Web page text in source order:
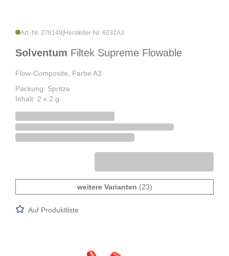
Art.-Nr. 278149 Hersteller-Nr. 6032A3
Solventum Filtek Supreme Flowable
Flow-Composite, Farbe A3
Packung: Spritze
Inhalt: 2 x 2 g
weitere Varianten (23)
Auf Produktliste